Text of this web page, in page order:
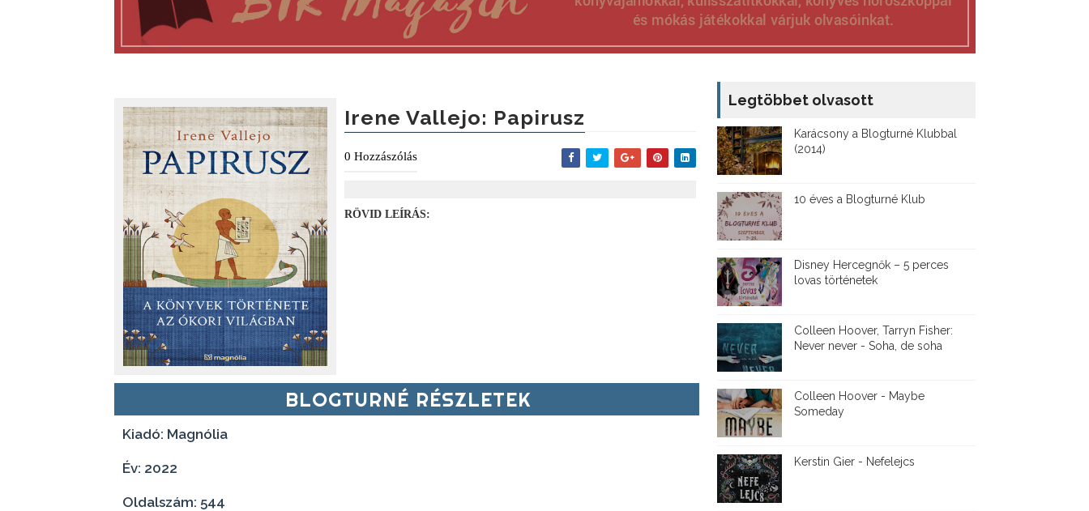
Irene Vallejo: Papirusz
0 Hozzászólás
RÖVID LEÍRÁS:
BLOGTURNÉ RÉSZLETEK
Kiadó: Magnólia
Év: 2022
Oldalszám: 544
Legtöbbet olvasott
Karácsony a Blogturné Klubbal
(2014)
10 éves a Blogturné Klub
Disney ​Hercegnők – 5 perces
lovas történetek
Colleen Hoover, Tarryn Fisher:
Never never - Soha, de soha
Colleen Hoover - Maybe
Someday
Kerstin Gier - Nefelejcs